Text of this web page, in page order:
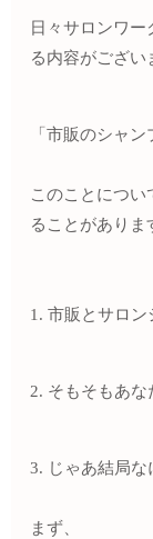
日々サロンワ
る内容がござい
「市販のシャ
このことについ
ることがありま
1. 市販とサロ
2. そもそもあな
3. じゃあ結局な
まず、